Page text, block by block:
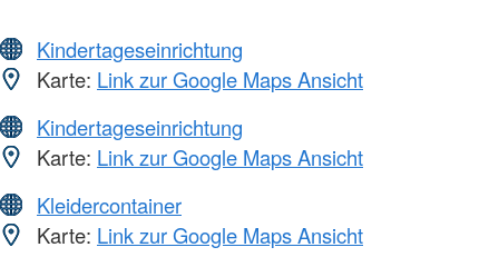
Kindertageseinrichtung
Karte: Link zur Google Maps Ansicht
Kindertageseinrichtung
Karte: Link zur Google Maps Ansicht
Kleidercontainer
Karte: Link zur Google Maps Ansicht